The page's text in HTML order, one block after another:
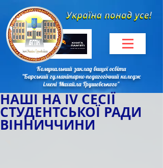
Комунальний заклад вищої освіти
"Барський гуманітарно-педагогічний коледж
імені Михайла Грушевського"
НАШІ НА IV СЕСІЇ
СТУДЕНТСЬКОЇ РАДИ
ВІННИЧЧИНИ